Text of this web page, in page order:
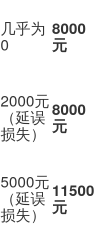
几乎为
0
8000
元
2000元
（延误
损失）
8000
元
5000元
（延误
损失）
11500
元